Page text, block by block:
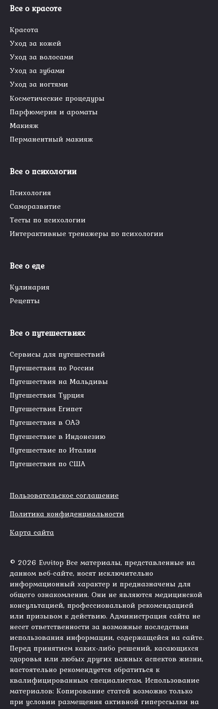
Все о красоте
Красота
Уход за кожей
Уход за волосами
Уход за зубами
Уход за ногтями
Косметические процедуры
Парфюмерия и ароматы
Макияж
Перманентный макияж
Все о психологии
Психология
Саморазвитие
Тесты по психологии
Интерактивные тренажеры по психологии
Все о еде
Кулинария
Рецепты
Все о путешествиях
Сервисы для путешествий
Путешествия по России
Путешествия на Мальдивы
Путешествия Турция
Путешествия Египет
Путешествия в ОАЭ
Путешествие в Индонезию
Путешествие по Италии
Путешествия по США
Пользовательское соглашение
Политика конфиденциальности
Карта сайта
© 2026 Evvitop Все материалы, представленные на
данном веб-сайте, носят исключительно
информационный характер и предназначены для
общего ознакомления. Они не являются медицинской
консультацией, профессиональной рекомендацией
или призывом к действию. Администрация сайта не
несет ответственности за возможные последствия
использования информации, содержащейся на сайте.
Перед принятием каких-либо решений, касающихся
здоровья или любых других важных аспектов жизни,
настоятельно рекомендуется обратиться к
квалифицированным специалистам. Использование
материалов: Копирование статей возможно только
при условии размещения активной гиперссылки на